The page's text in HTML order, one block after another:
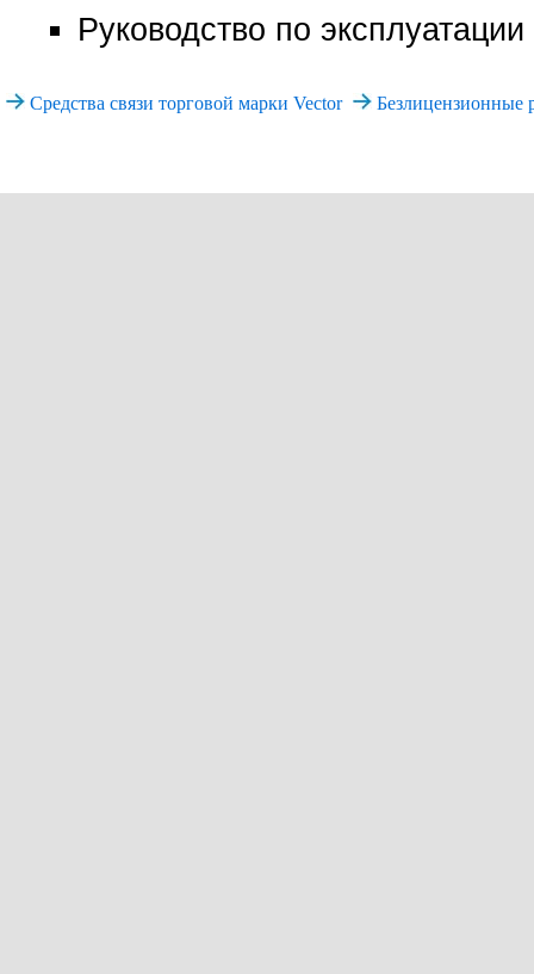
Руководство по эксплуатации
Средства связи торговой марки Vector Безлицензионные